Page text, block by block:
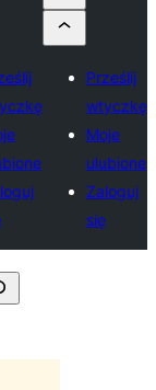
Prześlij
wtyczkę
Moje
ulubione
Zaloguj
się